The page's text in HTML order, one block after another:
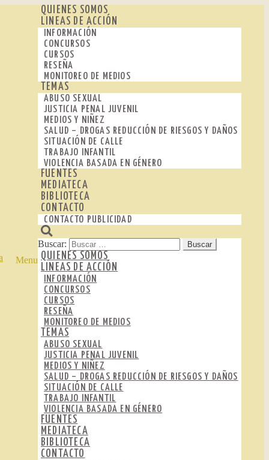
Menu
QUIENES SOMOS
LINEAS DE ACCIÓN
INFORMACIÓN
CONCURSOS
CURSOS
RESEÑA
MONITOREO DE MEDIOS
TEMAS
ABUSO SEXUAL
JUSTICIA PENAL JUVENIL
MEDIOS Y NIÑEZ
SALUD – DROGAS REDUCCIÓN DE RIESGOS Y DAÑOS
SITUACIÓN DE CALLE
TRABAJO INFANTIL
VIOLENCIA BASADA EN GÉNERO
FUENTES
MEDIATECA
BIBLIOTECA
CONTACTO
CONTACTO PUBLICIDAD
Buscar:
QUIENES SOMOS
LINEAS DE ACCIÓN
INFORMACIÓN
CONCURSOS
CURSOS
RESEÑA
MONITOREO DE MEDIOS
TEMAS
ABUSO SEXUAL
JUSTICIA PENAL JUVENIL
MEDIOS Y NIÑEZ
SALUD – DROGAS REDUCCIÓN DE RIESGOS Y DAÑOS
SITUACIÓN DE CALLE
TRABAJO INFANTIL
VIOLENCIA BASADA EN GÉNERO
FUENTES
MEDIATECA
BIBLIOTECA
CONTACTO